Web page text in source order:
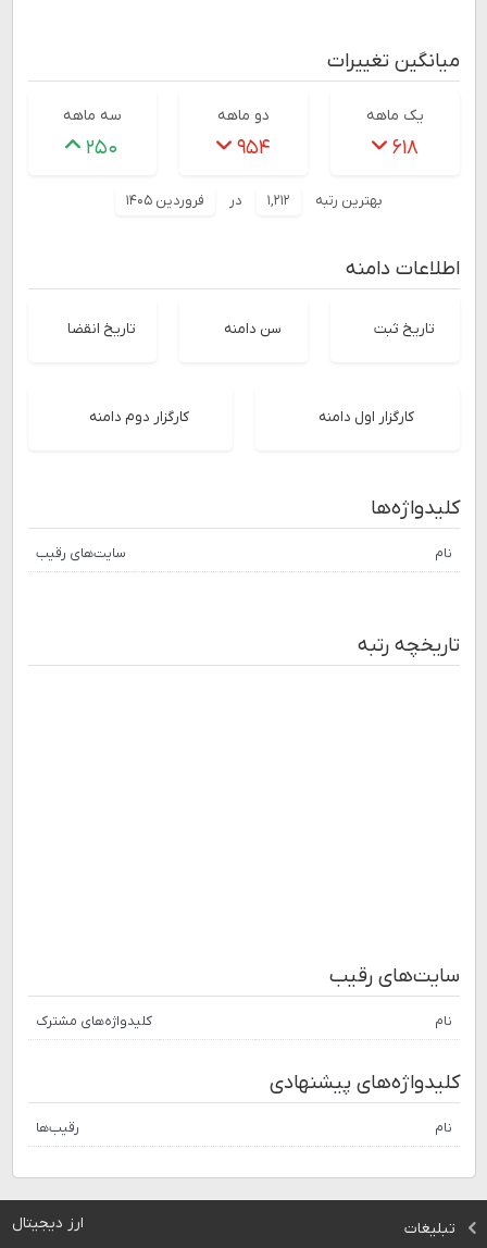
میانگین تغییرات
یک ماهه
۶۱۸
دو ماهه
۹۵۴
سه ماهه
۲۵۰
بهترین رتبه ۱,۲۱۲ در فروردین ۱۴۰۵
اطلاعات دامنه
تاریخ ثبت سن دامنه تاریخ انقضا
کارگزار اول دامنه کارگزار دوم دامنه
کلیدواژه‌ها
نام سایت‌های رقیب
تاریخچه رتبه
سایت‌های رقیب
نام کلیدواژه‌های مشترک
کلیدواژه‌های پیشنهادی
نام رقیب‌ها
ارز دیجیتال تبلیغات